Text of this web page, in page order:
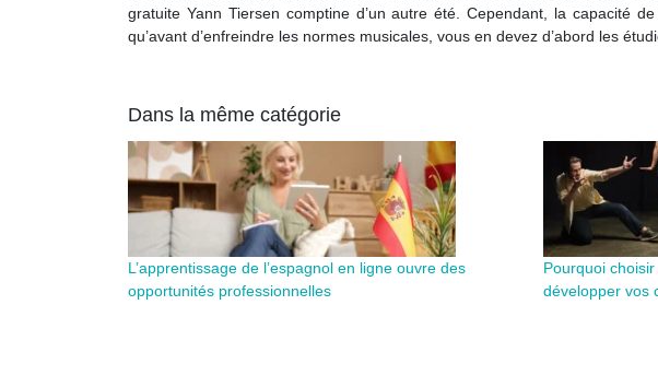
gratuite Yann Tiersen comptine d’un autre été. Cependant, la capacité
qu’avant d’enfreindre les normes musicales, vous en devez d’abord les
Dans la même catégorie
L’apprentissage de l’espagnol en ligne ouvre des
opportunités professionnelles
Pourquoi
développer vos